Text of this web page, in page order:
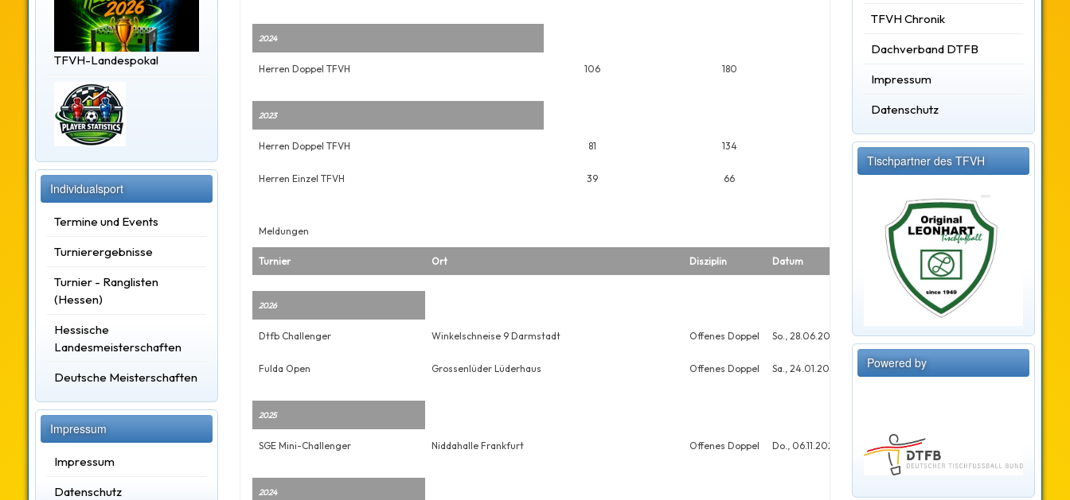
TFVH-Landespokal
Individualsport
Termine und Events
Turnierergebnisse
Turnier - Ranglisten
(Hessen)
Hessische
Landesmeisterschaften
Deutsche Meisterschaften
Impressum
Impressum
Datenschutz
2024
Herren Doppel TFVH 106 180
2023
Herren Doppel TFVH 81 134
Herren Einzel TFVH 39 66
Meldungen
Turnier Ort Disziplin Datum Meldungen
2026
Dtfb Challenger Winkelschneise 9 Darmstadt Offenes Doppel So., 28.06.2026 9 15
Fulda Open Grossenlüder Lüderhaus Offenes Doppel Sa., 24.01.2026 33 40
2025
SGE Mini-Challenger Niddahalle Frankfurt Offenes Doppel Do., 06.11.2025 15 18
2024
TFVH Chronik
Dachverband DTFB
Impressum
Datenschutz
Tischpartner des TFVH
Powered by